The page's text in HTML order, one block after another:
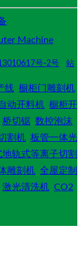
Machine
号-2号
站
线 橱柜门雕刻机
动开料机 橱柜开
桥切锯 数控泡沫
割机 板管一体光
轨式等离子切割
雕刻机 全屋定制
激光清洗机 CO2